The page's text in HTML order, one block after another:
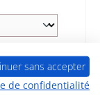
sans accepter
de confidentialité